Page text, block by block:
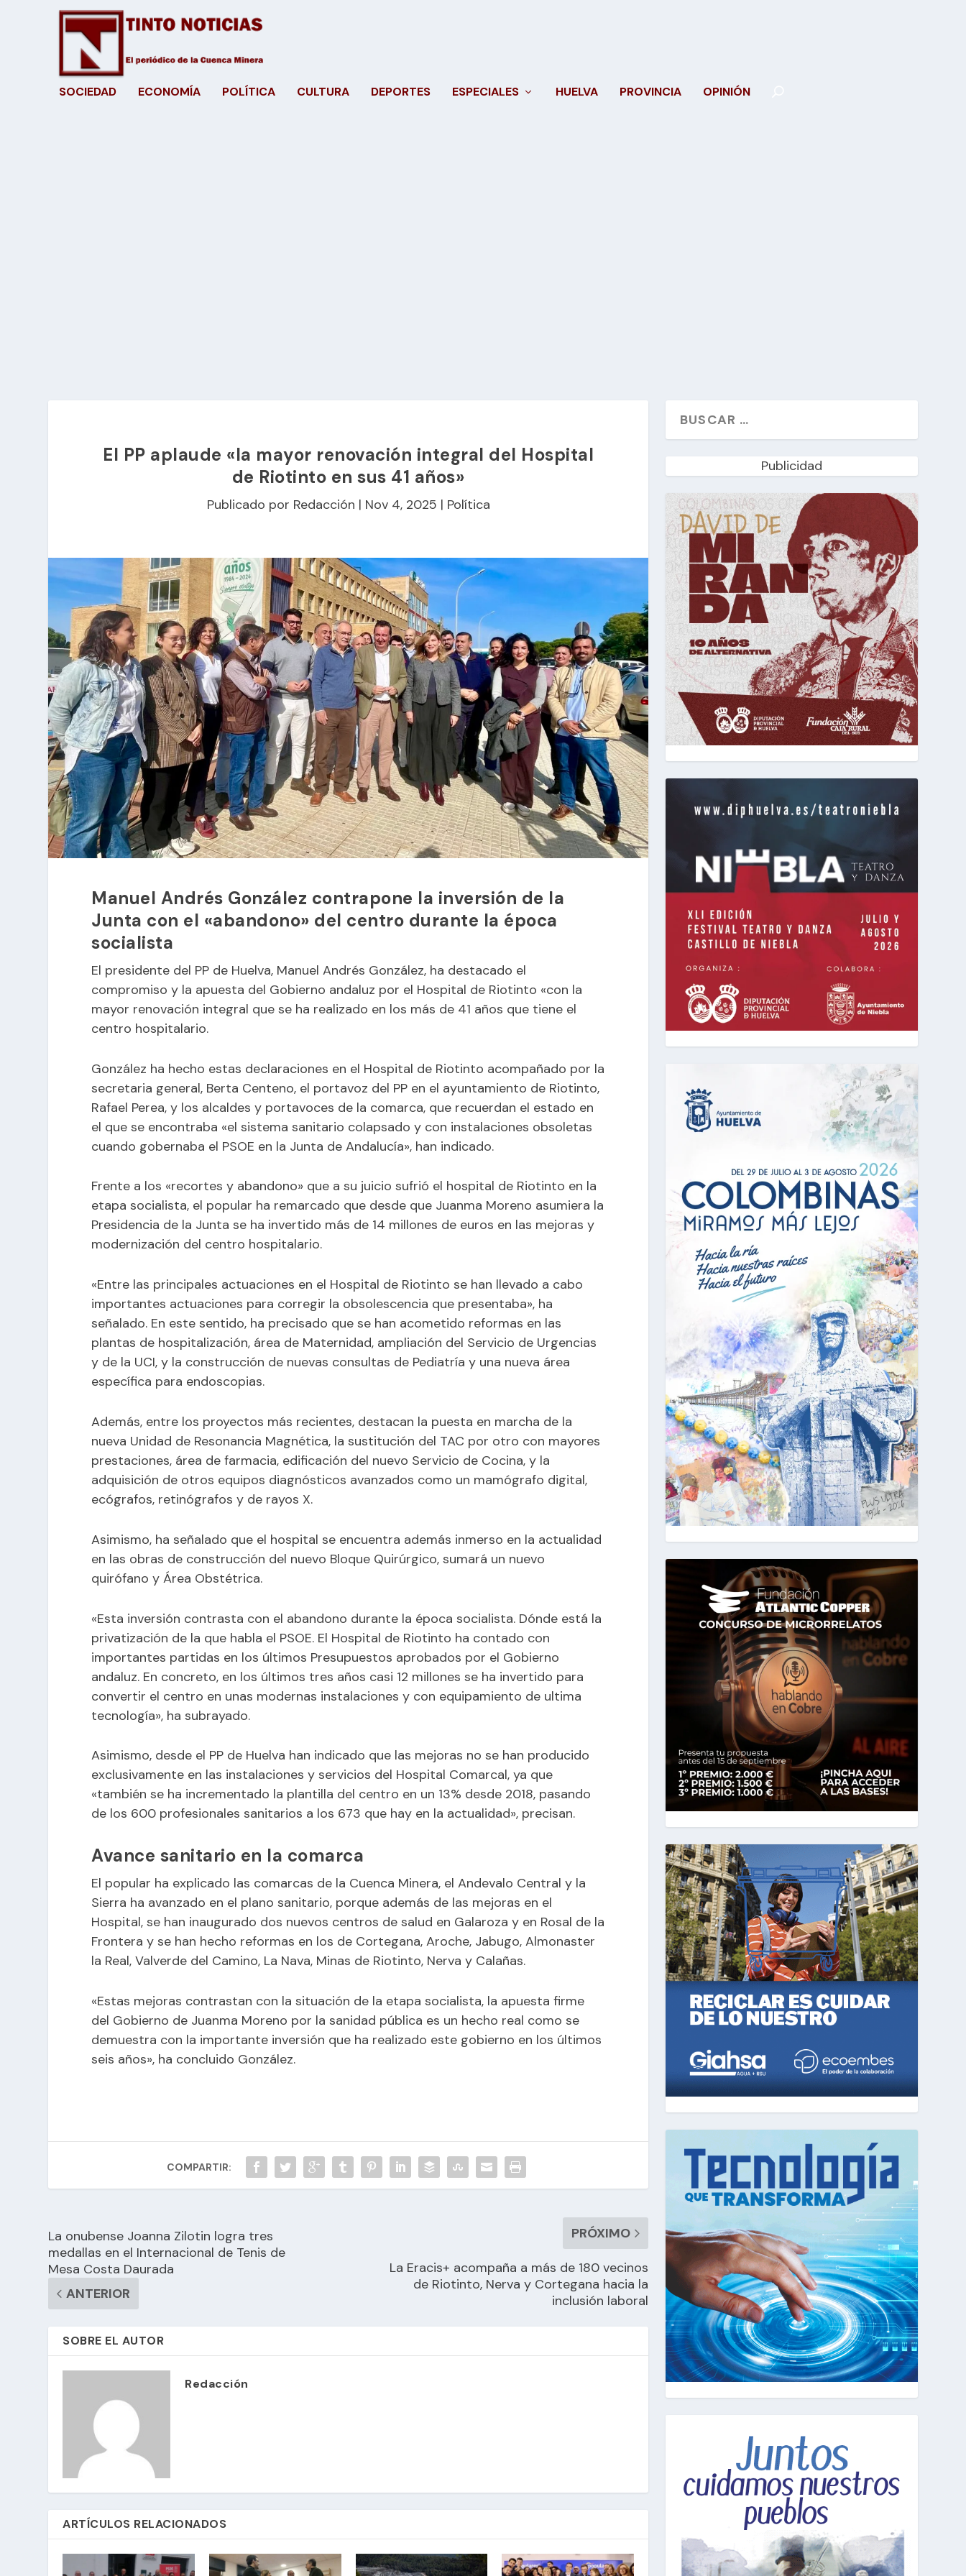
SOCIEDAD ECONOMÍA POLÍTICA CULTURA DEPORTES ESPECIALES HUELVA PROVINCIA OPINIÓN
El PP aplaude «la mayor renovación integral del Hospital
de Riotinto en sus 41 años»
Publicado por Redacción | Nov 4, 2025 | Política
Manuel Andrés González contrapone la inversión de la
Junta con el «abandono» del centro durante la época
socialista
El presidente del PP de Huelva, Manuel Andrés González, ha destacado el
compromiso y la apuesta del Gobierno andaluz por el Hospital de Riotinto «con la
mayor renovación integral que se ha realizado en los más de 41 años que tiene el
centro hospitalario.
González ha hecho estas declaraciones en el Hospital de Riotinto acompañado por la
secretaria general, Berta Centeno, el portavoz del PP en el ayuntamiento de Riotinto,
Rafael Perea, y los alcaldes y portavoces de la comarca, que recuerdan el estado en
el que se encontraba «el sistema sanitario colapsado y con instalaciones obsoletas
cuando gobernaba el PSOE en la Junta de Andalucía», han indicado.
Frente a los «recortes y abandono» que a su juicio sufrió el hospital de Riotinto en la
etapa socialista, el popular ha remarcado que desde que Juanma Moreno asumiera la
Presidencia de la Junta se ha invertido más de 14 millones de euros en las mejoras y
modernización del centro hospitalario.
«Entre las principales actuaciones en el Hospital de Riotinto se han llevado a cabo
importantes actuaciones para corregir la obsolescencia que presentaba», ha
señalado. En este sentido, ha precisado que se han acometido reformas en las
plantas de hospitalización, área de Maternidad, ampliación del Servicio de Urgencias
y de la UCI, y la construcción de nuevas consultas de Pediatría y una nueva área
específica para endoscopias.
Además, entre los proyectos más recientes, destacan la puesta en marcha de la
nueva Unidad de Resonancia Magnética, la sustitución del TAC por otro con mayores
prestaciones, área de farmacia, edificación del nuevo Servicio de Cocina, y la
adquisición de otros equipos diagnósticos avanzados como un mamógrafo digital,
ecógrafos, retinógrafos y de rayos X.
Asimismo, ha señalado que el hospital se encuentra además inmerso en la actualidad
en las obras de construcción del nuevo Bloque Quirúrgico, sumará un nuevo
quirófano y Área Obstétrica.
«Esta inversión contrasta con el abandono durante la época socialista. Dónde está la
privatización de la que habla el PSOE. El Hospital de Riotinto ha contado con
importantes partidas en los últimos Presupuestos aprobados por el Gobierno
andaluz. En concreto, en los últimos tres años casi 12 millones se ha invertido para
convertir el centro en unas modernas instalaciones y con equipamiento de ultima
tecnología», ha subrayado.
Asimismo, desde el PP de Huelva han indicado que las mejoras no se han producido
exclusivamente en las instalaciones y servicios del Hospital Comarcal, ya que
«también se ha incrementado la plantilla del centro en un 13% desde 2018, pasando
de los 600 profesionales sanitarios a los 673 que hay en la actualidad», precisan.
Avance sanitario en la comarca
El popular ha explicado las comarcas de la Cuenca Minera, el Andevalo Central y la
Sierra ha avanzado en el plano sanitario, porque además de las mejoras en el
Hospital, se han inaugurado dos nuevos centros de salud en Galaroza y en Rosal de la
Frontera y se han hecho reformas en los de Cortegana, Aroche, Jabugo, Almonaster
la Real, Valverde del Camino, La Nava, Minas de Riotinto, Nerva y Calañas.
«Estas mejoras contrastan con la situación de la etapa socialista, la apuesta firme
del Gobierno de Juanma Moreno por la sanidad pública es un hecho real como se
demuestra con la importante inversión que ha realizado este gobierno en los últimos
seis años», ha concluido González.
COMPARTIR:
La onubense Joanna Zilotin logra tres
medallas en el Internacional de Tenis de
Mesa Costa Daurada
ANTERIOR
PRÓXIMO
La Eracis+ acompaña a más de 180 vecinos
de Riotinto, Nerva y Cortegana hacia la
inclusión laboral
SOBRE EL AUTOR
Redacción
ARTÍCULOS RELACIONADOS
Publicidad